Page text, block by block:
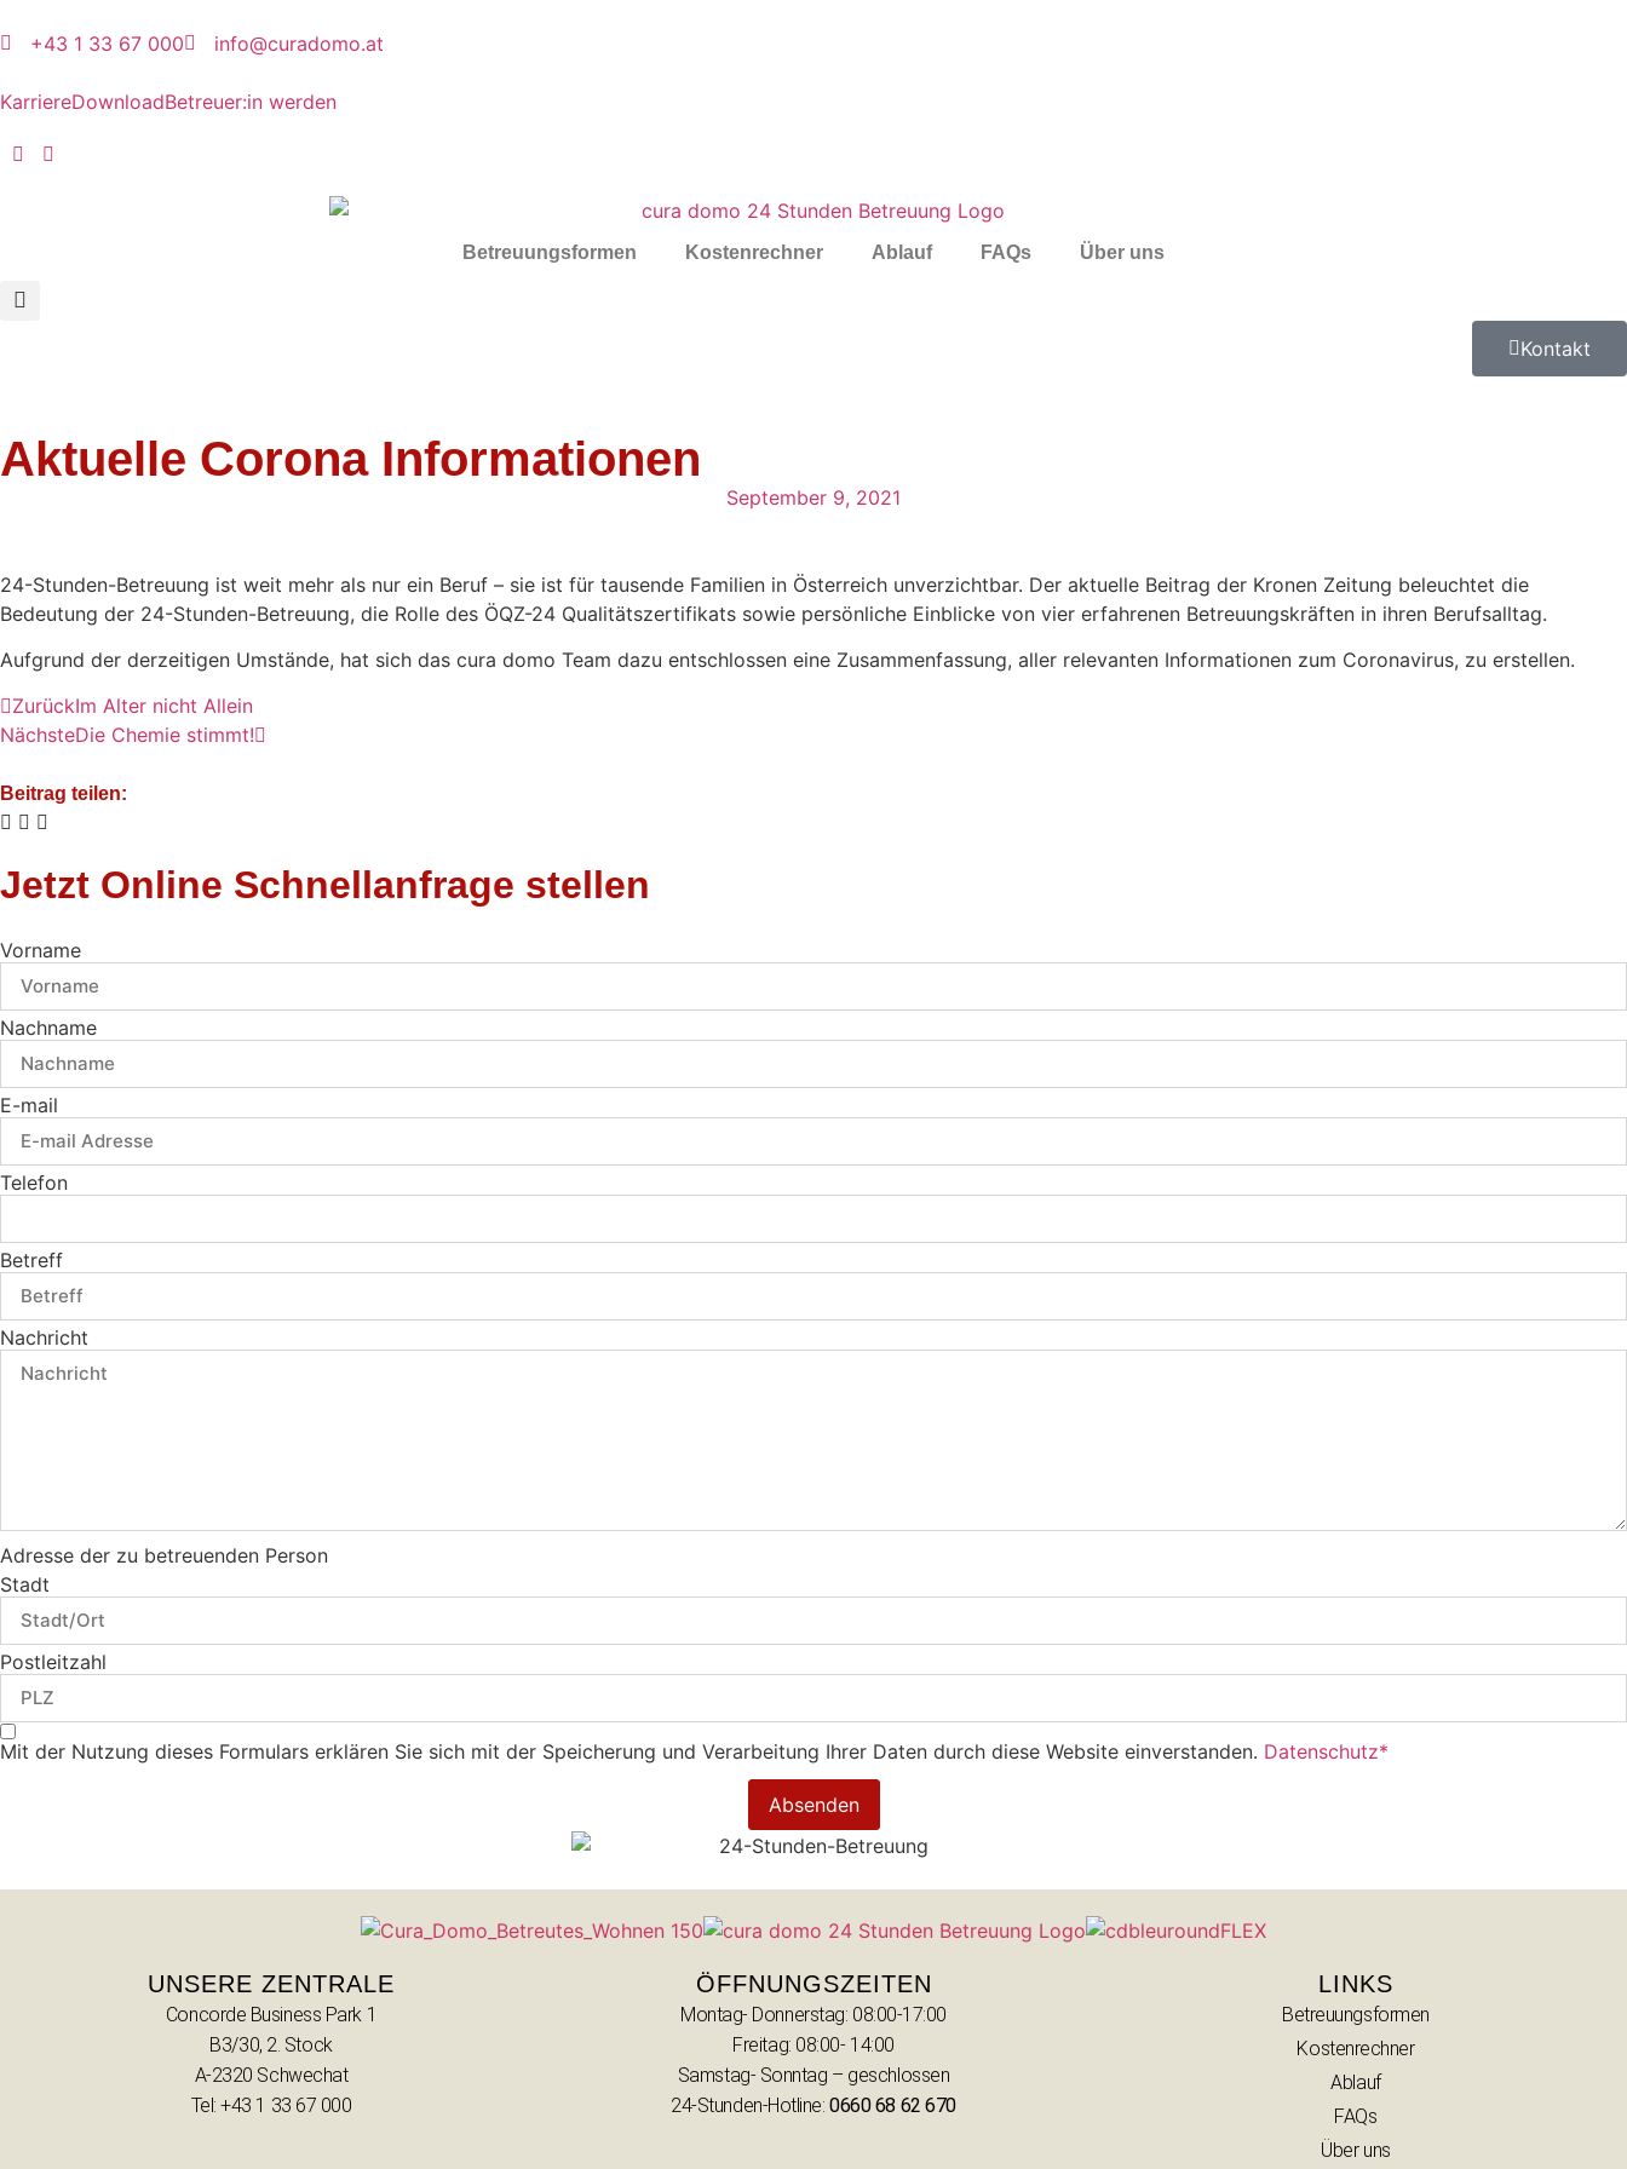
+43 1 33 67 000 info@curadomo.at
KarriereDownloadBetreuer:in werden
Betreuungsformen Kostenrechner Ablauf FAQs Über uns
Kontakt
Aktuelle Corona Informationen
September 9, 2021
24-Stunden-Betreuung ist weit mehr als nur ein Beruf – sie ist für tausende Familien in Österreich unverzichtbar. Der aktuelle Beitrag der Kronen Zeitung beleuchtet die
Bedeutung der 24-Stunden-Betreuung, die Rolle des ÖQZ-24 Qualitätszertifikats sowie persönliche Einblicke von vier erfahrenen Betreuungskräften in ihren Berufsalltag.
Aufgrund der derzeitigen Umstände, hat sich das cura domo Team dazu entschlossen eine Zusammenfassung, aller relevanten Informationen zum Coronavirus, zu erstellen.
ZurückIm Alter nicht Allein
NächsteDie Chemie stimmt!
Beitrag teilen:
Jetzt Online Schnellanfrage stellen
Vorname
Nachname
E-mail
Telefon
Betreff
Nachricht
Adresse der zu betreuenden Person
Stadt
Postleitzahl
Mit der Nutzung dieses Formulars erklären Sie sich mit der Speicherung und Verarbeitung Ihrer Daten durch diese Website einverstanden. Datenschutz*
Absenden
UNSERE ZENTRALE
Concorde Business Park 1
B3/30, 2. Stock
A-2320 Schwechat
Tel: +43 1 33 67 000
ÖFFNUNGSZEITEN
Montag- Donnerstag: 08:00-17:00
Freitag: 08:00- 14:00
Samstag- Sonntag – geschlossen
24-Stunden-Hotline: 0660 68 62 670
LINKS
Betreuungsformen
Kostenrechner
Ablauf
FAQs
Über uns